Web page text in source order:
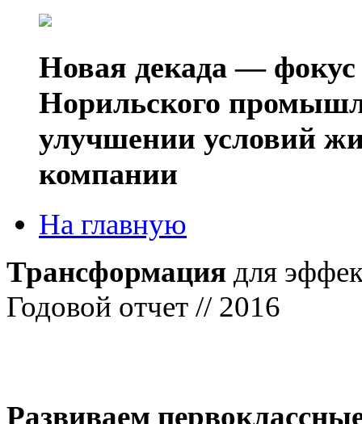
Новая декада — фокус
Норильского
улучшении условий
компании
На главную
Трансформация для
Годовой отчет // 2016
Развиваем